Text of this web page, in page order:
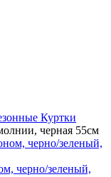
Куртки
черная 55см
черно/зеленый,